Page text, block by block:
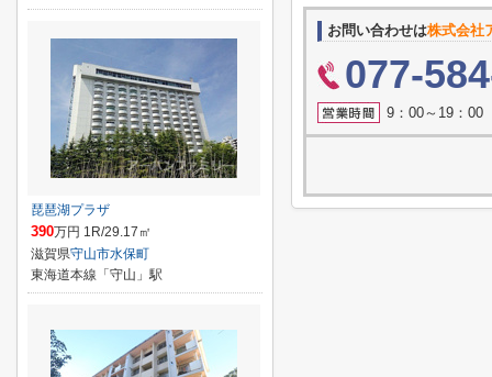
お問い合わせは株式会社
077-
9：00～19：00
琵琶湖プラザ
390万円 1R/29.17㎡
滋賀県守山市水保町
東海道本線「守山」駅